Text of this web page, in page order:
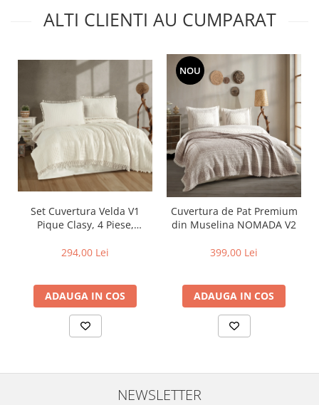
ALTI CLIENTI AU CUMPARAT
Set Cuvertura Velda V1
Pique Clasy, 4 Piese,
Ciucuri
294,00 Lei
ADAUGA IN COS
NOU
Cuvertura de Pat Premium
din Muselina NOMADA V2
399,00 Lei
ADAUGA IN COS
NEWSLETTER